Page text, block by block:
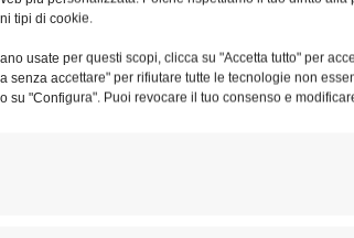
tipi di cookie.
usate per questi scopi, clicca su "Accetta tutto" per
senza accettare" per rifiutare tutte le tecnologie non
su "Configura". Puoi revocare il tuo consenso e